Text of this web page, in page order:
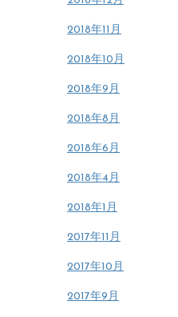
2018年11月
2018年10月
2018年9月
2018年8月
2018年6月
2018年4月
2018年1月
2017年11月
2017年10月
2017年9月